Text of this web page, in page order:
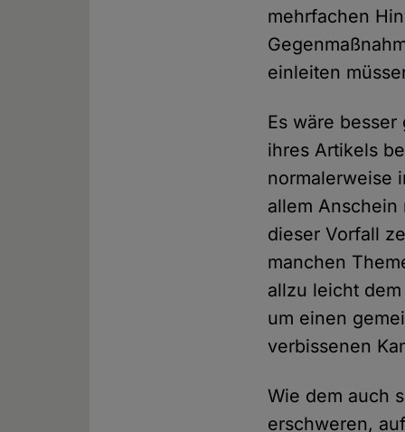
mehrfachen
einleiten
Es wäre
ihres Artikels
normalerweise
allem
dieser Vorfall
manchen
allzu leicht
um einen
verbissenen
Wie dem auch
erschweren,